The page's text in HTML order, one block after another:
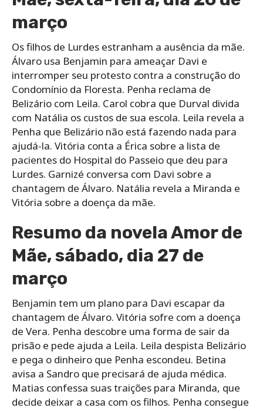
março
Os filhos de Lurdes estranham a ausência da mãe.
Álvaro usa Benjamin para ameaçar Davi e
interromper seu protesto contra a construção do
Condomínio da Floresta. Penha reclama de
Belizário com Leila. Carol cobra que Durval divida
com Natália os custos de sua escola. Leila revela a
Penha que Belizário não está fazendo nada para
ajudá-la. Vitória conta a Érica sobre a lista de
pacientes do Hospital do Passeio que deu para
Lurdes. Garnizé conversa com Davi sobre a
chantagem de Álvaro. Natália revela a Miranda e
Vitória sobre a doença da mãe.
Resumo da novela Amor de
Mãe, sábado, dia 27 de
março
Benjamin tem um plano para Davi escapar da
chantagem de Álvaro. Vitória sofre com a doença
de Vera. Penha descobre uma forma de sair da
prisão e pede ajuda a Leila. Leila despista Belizário
e pega o dinheiro que Penha escondeu. Betina
avisa a Sandro que precisará de ajuda médica.
Matias confessa suas traições para Miranda, que
decide deixar a casa com os filhos. Penha consegue